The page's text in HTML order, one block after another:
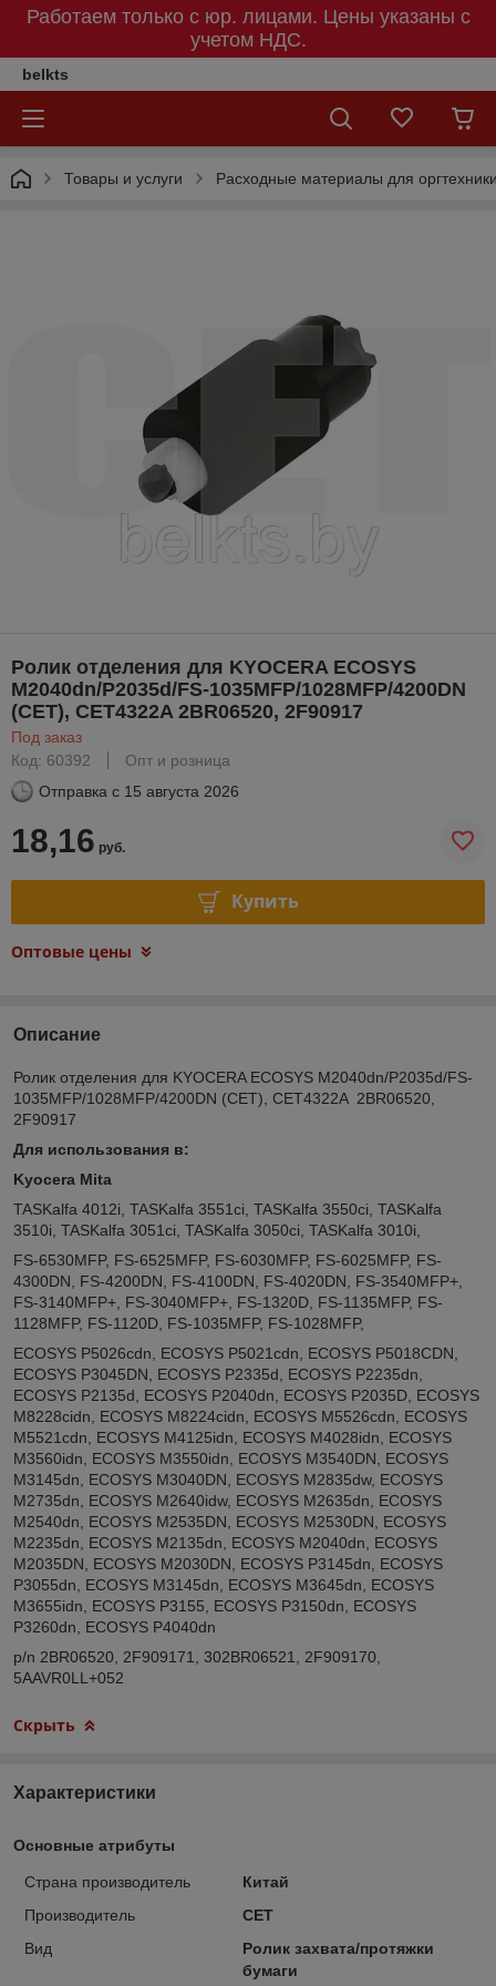
Работаем только с юр. лицами. Цены указаны c
учетом НДС.
belkts
Товары и услуги Расходные материалы для
Ролик отделения для KYOCERA ECOSYS
M2040dn/P2035d/FS-1035MFP/1028MFP/4200DN
(CET), CET4322A 2BR06520, 2F90917
Под заказ
Код: 60392
Опт и розница
Отправка с 15 августа 2026
18,16 руб.
Купить
Оптовые цены
Описание
Ролик отделения для KYOCERA ECOSYS M2040dn/P2035d/FS-
1035MFP/1028MFP/4200DN (CET), CET4322A 2BR06520,
2F90917
Для использования в:
Kyocera Mita
TASKalfa 4012i, TASKalfa 3551ci, TASKalfa 3550ci, TASKalfa
3510i, TASKalfa 3051ci, TASKalfa 3050ci, TASKalfa 3010i,
FS-6530MFP, FS-6525MFP, FS-6030MFP, FS-6025MFP, FS-
4300DN, FS-4200DN, FS-4100DN, FS-4020DN, FS-3540MFP+,
FS-3140MFP+, FS-3040MFP+, FS-1320D, FS-1135MFP, FS-
1128MFP, FS-1120D, FS-1035MFP, FS-1028MFP,
ECOSYS P5026cdn, ECOSYS P5021cdn, ECOSYS P5018CDN,
ECOSYS P3045DN, ECOSYS P2335d, ECOSYS P2235dn,
ECOSYS P2135d, ECOSYS P2040dn, ECOSYS P2035D, ECOSYS
M8228cidn, ECOSYS M8224cidn, ECOSYS M5526cdn, ECOSYS
M5521cdn, ECOSYS M4125idn, ECOSYS M4028idn, ECOSYS
M3560idn, ECOSYS M3550idn, ECOSYS M3540DN, ECOSYS
M3145dn, ECOSYS M3040DN, ECOSYS M2835dw, ECOSYS
M2735dn, ECOSYS M2640idw, ECOSYS M2635dn, ECOSYS
M2540dn, ECOSYS M2535DN, ECOSYS M2530DN, ECOSYS
M2235dn, ECOSYS M2135dn, ECOSYS M2040dn, ECOSYS
M2035DN, ECOSYS M2030DN, ECOSYS P3145dn, ECOSYS
P3055dn, ECOSYS M3145dn, ECOSYS M3645dn, ECOSYS
M3655idn, ECOSYS P3155, ECOSYS P3150dn, ECOSYS
P3260dn, ECOSYS P4040dn
p/n 2BR06520, 2F909171, 302BR06521, 2F909170,
5AAVR0LL+052
Скрыть
Характеристики
Основные атрибуты
Страна производитель
Китай
Производитель
CET
Вид
Ролик захвата/протяжки
бумаги